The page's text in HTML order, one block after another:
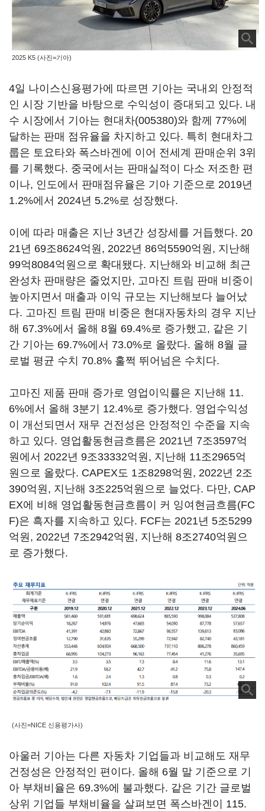
2025 K5 (사진=기아)
4일 나이스신용평가에 따르면 기아는 국내외 안정적
인 시장 기반을 바탕으로 수익성이 증대되고 있다. 내
수 시장에서 기아는 현대차(005380)와 함께 77%에
달하는 판매 점유율을 차지하고 있다. 특히 현대차그
룹은 토요타와 폭스바겐에 이어 전세계 판매순위 3위
를 기록했다. 중국에서는 판매실적이 다소 저조한 편
이나, 인도에서 판매점유율은 기아 기준으로 2019년
1.2%에서 2024년 5.2%로 성장했다.
이에 따라 매출은 지난 3년간 성장세를 거듭했다. 20
21년 69조8624억원, 2022년 86억5590억원, 지난해
99억8084억원으로 확대됐다. 지난해와 비교해 최근
완성차 판매량은 줄었지만, 고마진 트림 판매 비중이
높아지면서 매출과 이익 규모는 지난해보다 늘어났
다. 고마진 트림 판매 비중은 현대자동차의 경우 지난
해 67.3%에서 올해 8월 69.4%로 증가했고, 같은 기
간 기아는 69.7%에서 73.0%로 올랐다. 올해 8월 글
로벌 평균 수치 70.8% 훌쩍 뛰어넘은 수치다.
고마진 제품 판매 증가로 영업이익률은 지난해 11.
6%에서 올해 3분기 12.4%로 증가했다. 영업수익성
이 개선되면서 재무 건전성은 안정적인 수준을 지속
하고 있다. 영업활동현금흐름은 2021년 7조3597억
원에서 2022년 9조33332억원, 지난해 11조2965억
원으로 올랐다. CAPEX도 1조8298억원, 2022년 2조
390억원, 지난해 3조225억원으로 늘었다. 다만, CAP
EX에 비해 영업활동현금흐름이 커 잉여현금흐름(FC
F)은 흑자를 지속하고 있다. FCF는 2021년 5조5299
억원, 2022년 7조2942억원, 지난해 8조2740억원으
로 증가했다.
(사진=NICE 신용평가사)
아울러 기아는 다른 자동차 기업들과 비교해도 재무
건정성은 안정적인 편이다. 올해 6월 말 기준으로 기
아 부채비율은 69.3%에 불과했다. 같은 기간 글로벌
상위 기업들 부채비율을 살펴보면 폭스바겐이 115.